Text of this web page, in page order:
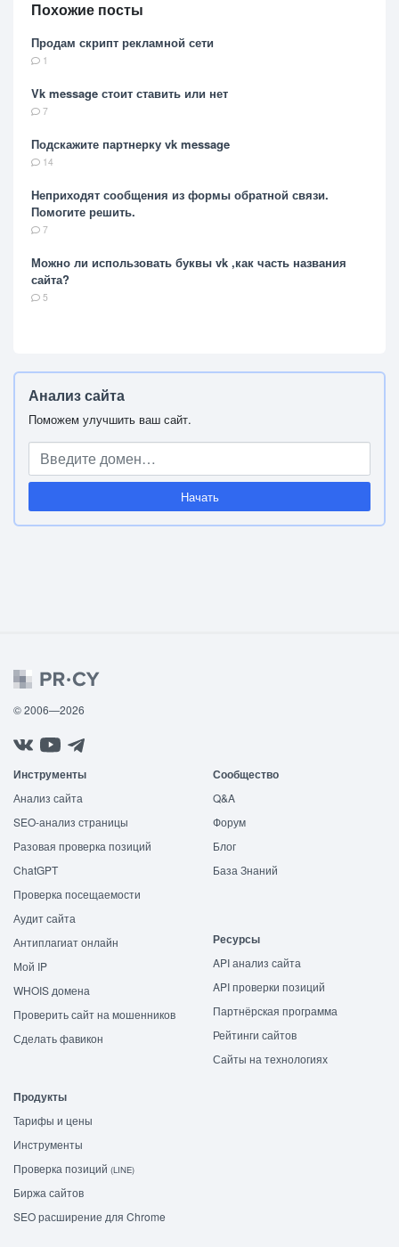
Похожие посты
Продам скрипт рекламной сети
1
Vk message стоит ставить или нет
7
Подскажите партнерку vk message
14
Неприходят сообщения из формы обратной связи.
Помогите решить.
7
Можно ли использовать буквы vk ,как часть названия
сайта?
5
Анализ сайта
Поможем улучшить ваш сайт.
Начать
© 2006—2026
Инструменты
Анализ сайта
SEO-анализ страницы
Разовая проверка позиций
ChatGPT
Проверка посещаемости
Аудит сайта
Антиплагиат онлайн
Мой IP
WHOIS домена
Проверить сайт на мошенников
Сделать фавикон
Сообщество
Q&A
Форум
Блог
База Знаний
Ресурсы
API анализ сайта
API проверки позиций
Партнёрская программа
Рейтинги сайтов
Сайты на технологиях
Продукты
Тарифы и цены
Инструменты
Проверка позиций (LINE)
Биржа сайтов
SEO расширение для Chrome